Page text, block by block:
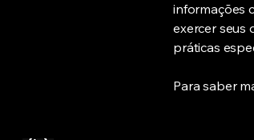
informações
exercer seus
práticas
Para saber